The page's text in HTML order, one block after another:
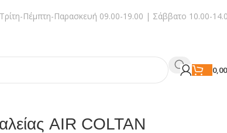
Πέμπτη-Παρασκευή 09.00-19.00 | Σάββατο 10.00-
AIR COLTAN